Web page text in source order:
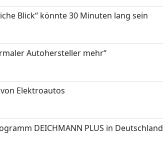
Blick“ könnte 30 Minuten lang sein
Autohersteller mehr“
Elektroautos
DEICHMANN PLUS in Deutschland